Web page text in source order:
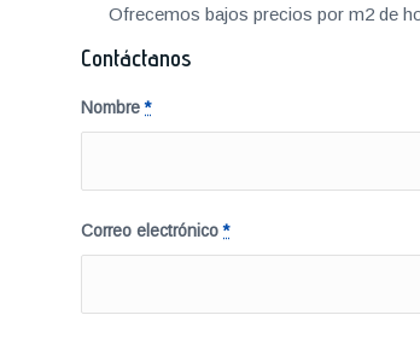
Ofrecemos bajos precios por m2 de
Contáctanos
Nombre*
Correo electrónico*